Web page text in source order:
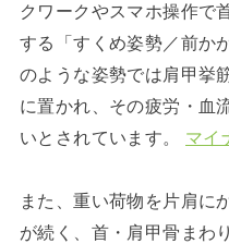
クワークやスマホ操作で
する「すくめ姿勢／前か
のような姿勢では肩甲挙
に置かれ、その疲労・血
いとされています。 マイ
また、重い荷物を片肩に
が続く、首・肩甲骨まわ